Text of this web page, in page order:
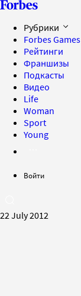
Рубрики
Forbes Games
Рейтинги
Франшизы
Подкасты
Видео
Life
Woman
Sport
Young
Войти
22 July 2012